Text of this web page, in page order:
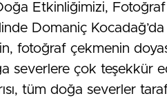
Etkinliğimizi,
Domaniç
fotoğraf çekmenin
severlere çok teşekkür
tüm doğa severler